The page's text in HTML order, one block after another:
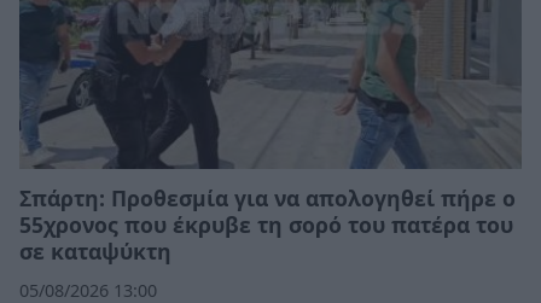
Σπάρτη: Προθεσμία για να απολογηθεί πήρε ο
55χρονος που έκρυβε τη σορό του πατέρα του
σε καταψύκτη
05/08/2026 13:00